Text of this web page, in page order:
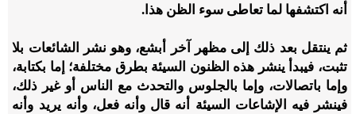
أنه اكتشفها لما تعاطى سوء الظن هذا.
ثم ينتقل بعد ذلك إلى مظهر آخر أبشع، وهو نشر الشائعات بلا
تثبت، فيبدأ ينشر هذه الظنون السيئة بطرق مختلفة؛ إما بكتابة،
وإما باتصالات، وإما بالجلوس والتحدث مع الناس أو غير ذلك،
فينشر فيه الإشاعات السيئة أنه قال وأنه فعل، وأنه يريد وأنه